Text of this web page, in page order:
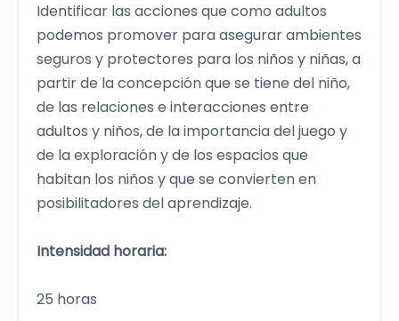
Identificar las acciones que como adultos
podemos promover para asegurar ambientes
seguros y protectores para los niños y niñas, a
partir de la concepción que se tiene del niño,
de las relaciones e interacciones entre
adultos y niños, de la importancia del juego y
de la exploración y de los espacios que
habitan los niños y que se convierten en
posibilitadores del aprendizaje.
Intensidad horaria:
25 horas